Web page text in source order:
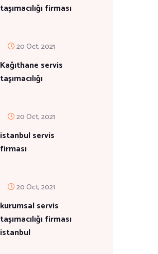
taşımacılığı firması
20 Oct, 2021
Kağıthane servis
taşımacılığı
20 Oct, 2021
istanbul servis
firması
20 Oct, 2021
kurumsal servis
taşımacılığı firması
istanbul